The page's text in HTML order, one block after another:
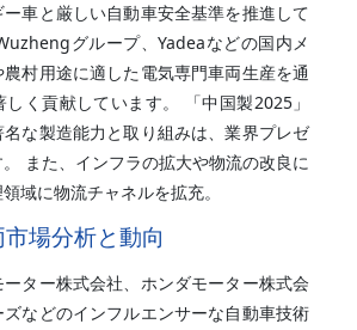
車と厳しい自動車安全基準を推進して
グループ、Yadeaなどの国内メ
村用途に適した電気専門車両生産を通
しく貢献しています。 「中国製2025」
な製造能力と取り組みは、業界プレゼ
また、インフラの拡大や物流の改良に
域に物流チャネルを拡充。
場分析と動向
ーター株式会社、ホンダモーター株式会
などのインフルエンサーな自動車技術